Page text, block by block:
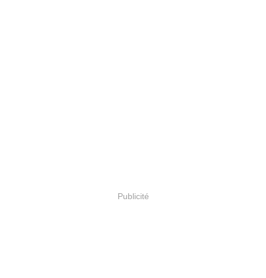
Publicité